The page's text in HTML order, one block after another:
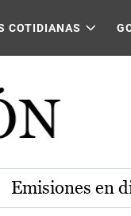
COTIDIANAS
Emisiones en